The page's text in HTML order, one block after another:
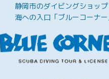
静岡市のダイビングショッ
海への入口「ブルーコーナー